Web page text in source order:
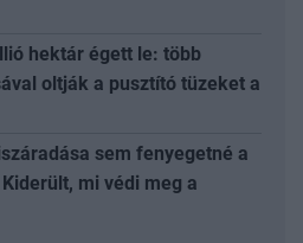
hektár égett le: több
oltják a pusztító tüzeket a
sem fenyegetné a
mi védi meg a